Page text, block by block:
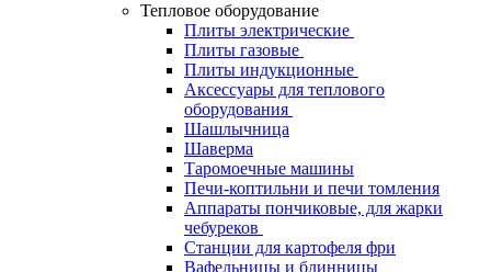
Тепловое оборудование
Плиты электрические
Плиты газовые
Плиты индукционные
Аксессуары для теплового
оборудования
Шашлычница
Шаверма
Таромоечные машины
Печи-коптильни и печи томления
Аппараты пончиковые, для жарки
чебуреков
Станции для картофеля фри
Вафельницы и блинницы